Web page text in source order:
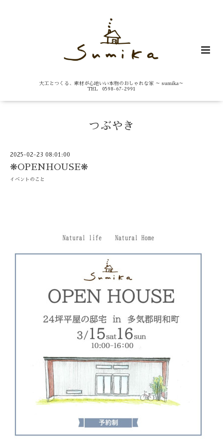
大工とつくる、素材が心地いい本物のおしゃれな家 ～ sumika～
TEL 0598-67-2991
つぶやき
2025-02-23 08:01:00
❋OPENHOUSE❋
イベントのこと